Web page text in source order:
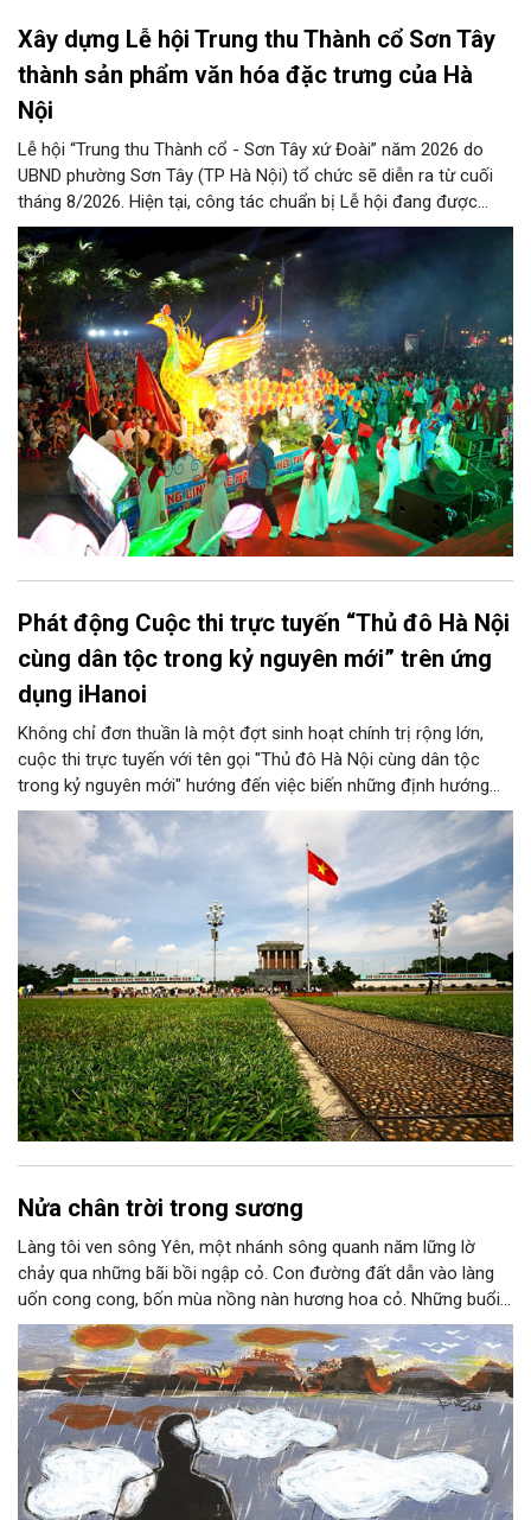
Xây dựng Lễ hội Trung thu Thành cổ Sơn Tây
thành sản phẩm văn hóa đặc trưng của Hà
Nội
Lễ hội “Trung thu Thành cổ - Sơn Tây xứ Đoài” năm 2026 do
UBND phường Sơn Tây (TP Hà Nội) tổ chức sẽ diễn ra từ cuối
tháng 8/2026. Hiện tại, công tác chuẩn bị Lễ hội đang được
chính quyền phường Sơn Tây cùng các phòng, ban, ngành, đơn
vị và 25 tổ dân phố khẩn trương triển khai, tạo khí thế sôi nổi,
sẵn sàng mang đến cho Nhân dân và du khách một mùa Trung
thu quy mô, đặc sắc và giàu bản sắc văn hóa xứ Đoài.
Phát động Cuộc thi trực tuyến “Thủ đô Hà Nội
cùng dân tộc trong kỷ nguyên mới” trên ứng
dụng iHanoi
Không chỉ đơn thuần là một đợt sinh hoạt chính trị rộng lớn,
cuộc thi trực tuyến với tên gọi "Thủ đô Hà Nội cùng dân tộc
trong kỷ nguyên mới" hướng đến việc biến những định hướng
chiến lược trong Nghị quyết số 02-NQ/TW của Bộ Chính trị
thành niềm tin, thành nhận thức chung của mỗi người dân.
Nửa chân trời trong sương
Làng tôi ven sông Yên, một nhánh sông quanh năm lững lờ
chảy qua những bãi bồi ngập cỏ. Con đường đất dẫn vào làng
uốn cong cong, bốn mùa nồng nàn hương hoa cỏ. Những buổi
hoàng hôn, khi nắng đã dịu xuống phía cuối sông, đám hoa tím
lại thẫm màu như có ai vừa rắc lên một lớp khói.